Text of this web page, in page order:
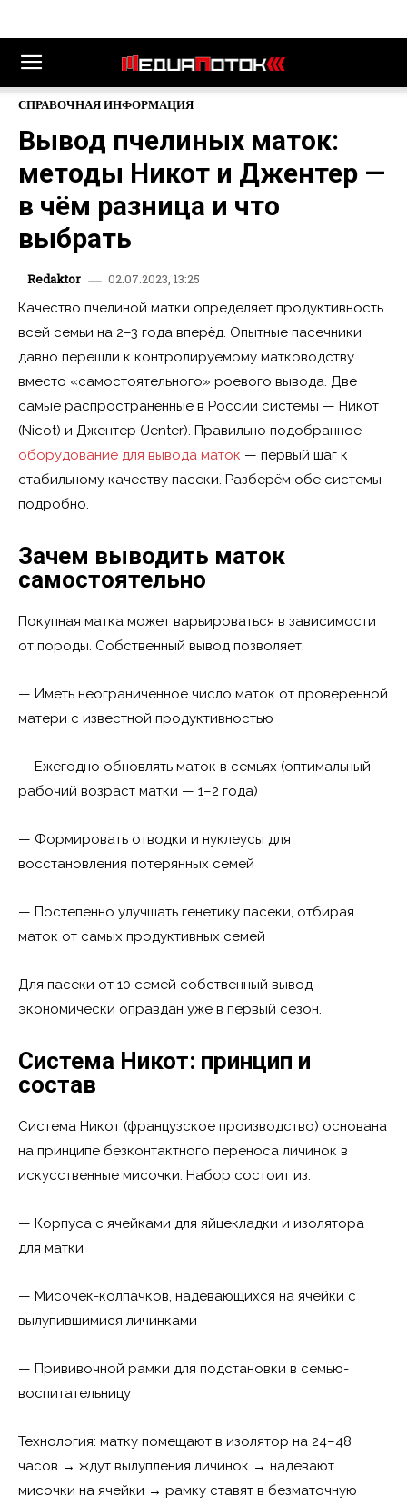
СПРАВОЧНАЯ ИНФОРМАЦИЯ
Вывод пчелиных маток:
методы Никот и Джентер —
в чём разница и что
выбрать
Redaktor
02.07.2023, 13:25
Качество пчелиной матки определяет продуктивность
всей семьи на 2–3 года вперёд. Опытные пасечники
давно перешли к контролируемому матководству
вместо «самостоятельного» роевого вывода. Две
самые распространённые в России системы — Никот
(Nicot) и Джентер (Jenter). Правильно подобранное
оборудование для вывода маток — первый шаг к
стабильному качеству пасеки. Разберём обе системы
подробно.
Зачем выводить маток
самостоятельно
Покупная матка может варьироваться в зависимости
от породы. Собственный вывод позволяет:
— Иметь неограниченное число маток от проверенной
матери с известной продуктивностью
— Ежегодно обновлять маток в семьях (оптимальный
рабочий возраст матки — 1–2 года)
— Формировать отводки и нуклеусы для
восстановления потерянных семей
— Постепенно улучшать генетику пасеки, отбирая
маток от самых продуктивных семей
Для пасеки от 10 семей собственный вывод
экономически оправдан уже в первый сезон.
Система Никот: принцип и
состав
Система Никот (французское производство) основана
на принципе безконтактного переноса личинок в
искусственные мисочки. Набор состоит из:
— Корпуса с ячейками для яйцекладки и изолятора
для матки
— Мисочек-колпачков, надевающихся на ячейки с
вылупившимися личинками
— Прививочной рамки для подстановки в семью-
воспитательницу
Технология: матку помещают в изолятор на 24–48
часов → ждут вылупления личинок → надевают
мисочки на ячейки → рамку ставят в безматочную